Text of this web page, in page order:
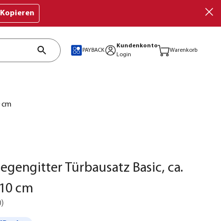
Kopieren
PAYBACK
Kundenkonto
Login
Warenkorb
cm
Türbausatz Basic, ca.
cm
)